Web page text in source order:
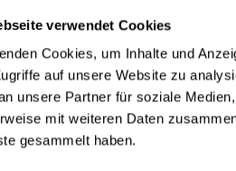
verwendet Cookies
Cookies, um Inhalte und
auf unsere Website zu
unsere Partner für soziale
mit weiteren Daten
gesammelt haben.
ist der Sessel
und einfache Lagerungen,
übereinanderstapeln.
Sitzkomfort durch die gelochte
die Armlehnen für
zu langen, entspannten Sitzungen
dem Stuhl eine zeitlose Metall-
mit verschiedenen